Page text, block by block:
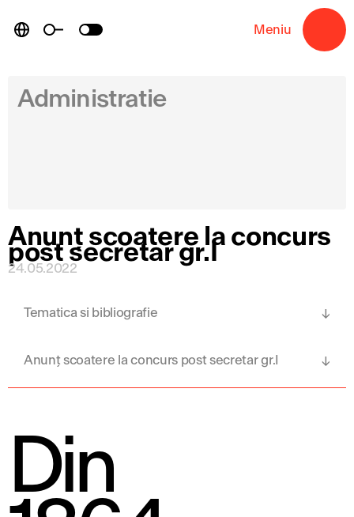
content
Meniu
Administratie
Anunț scoatere la concurs
post secretar gr.I
24.05.2022
Tematica si bibliografie
Anunț scoatere la concurs post secretar gr.I
Din